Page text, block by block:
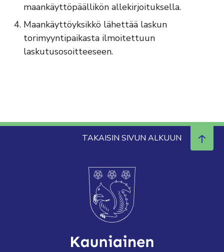
maankäyttöpäällikön allekirjoituksella.
Maankäyttöyksikkö lähettää laskun
torimyyntipaikasta ilmoitettuun
laskutusosoitteeseen.
TAKAISIN SIVUN ALKUUN